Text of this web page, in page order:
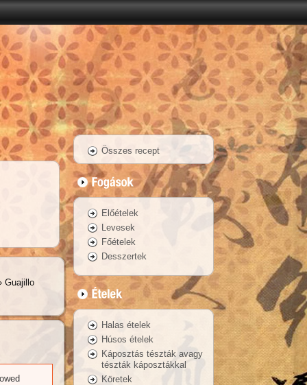
Guajillo
Összes recept
Előételek
Levesek
Főételek
Desszertek
Halas ételek
Húsos ételek
Káposztás tészták avagy
tészták káposztákkal
Köretek